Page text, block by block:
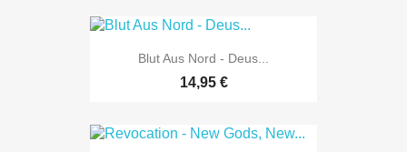
Blut Aus Nord - Deus...
14,95 €